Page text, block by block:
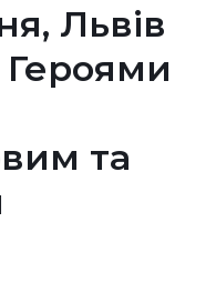
Львів
та